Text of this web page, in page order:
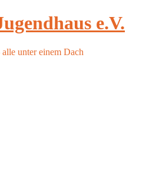
e.V.
unter einem Dach